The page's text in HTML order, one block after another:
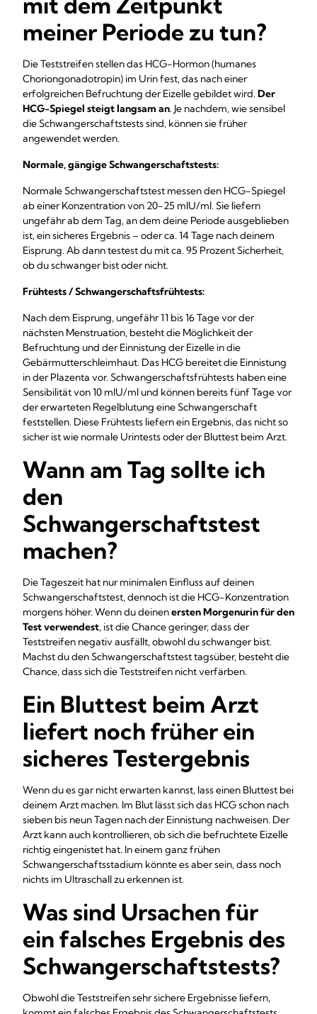
meiner Periode zu tun?
Die Teststreifen stellen das HCG-Hormon (humanes
Choriongonadotropin) im Urin fest, das nach einer
erfolgreichen Befruchtung der Eizelle gebildet wird.Der
HCG-Spiegel steigt langsam an. Je nachdem, wie sensibel
die Schwangerschaftstests sind, können sie früher
angewendet werden.
Normale, gängige Schwangerschaftstests:
Normale Schwangerschaftstest messen den HCG-Spiegel
ab einer Konzentration von 20-25 mlU/ml. Sie liefern
ungefähr ab dem Tag, an dem deine Periode ausgeblieben
ist, ein sicheres Ergebnis – oder ca. 14 Tage nach deinem
Eisprung. Ab dann testest du mit ca. 95 Prozent Sicherheit,
ob du schwanger bist oder nicht.
Frühtests / Schwangerschaftsfrühtests:
Nach dem Eisprung, ungefähr 11 bis 16 Tage vor der
nächsten Menstruation, besteht die Möglichkeit der
Befruchtung und der Einnistung der Eizelle in die
Gebärmutterschleimhaut. Das HCG bereitet die Einnistung
in der Plazenta vor. Schwangerschaftsfrühtests haben eine
Sensibilität von 10 mlU/ml und können bereits fünf Tage vor
der erwarteten Regelblutung eine Schwangerschaft
feststellen. Diese Frühtests liefern ein Ergebnis, das nicht so
sicher ist wie normale Urintests oder der Bluttest beim Arzt.
Wann am Tag sollte ich
den
Schwangerschaftstest
machen?
Die Tageszeit hat nur minimalen Einfluss auf deinen
Schwangerschaftstest, dennoch ist die HCG-Konzentration
morgens höher. Wenn du deinenersten Morgenurin für den
Test verwendest, ist die Chance geringer, dass der
Teststreifen negativ ausfällt, obwohl du schwanger bist.
Machst du den Schwangerschaftstest tagsüber, besteht die
Chance, dass sich die Teststreifen nicht verfärben.
Ein Bluttest beim Arzt
liefert noch früher ein
sicheres Testergebnis
Wenn du es gar nicht erwarten kannst, lass einen Bluttest bei
deinem Arzt machen. Im Blut lässt sich das HCG schon nach
sieben bis neun Tagen nach der Einnistung nachweisen. Der
Arzt kann auch kontrollieren, ob sich die befruchtete Eizelle
richtig eingenistet hat. In einem ganz frühen
Schwangerschaftsstadium könnte es aber sein, dass noch
nichts im Ultraschall zu erkennen ist.
Was sind Ursachen für
ein falsches Ergebnis des
Schwangerschaftstests?
Obwohl die Teststreifen sehr sichere Ergebnisse liefern,